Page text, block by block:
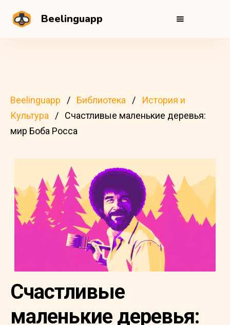
Beelinguapp
Beelinguapp Библиотека
История и
Культура
Счастливые маленькие деревья:
мир Боба Росса
Счастливые
маленькие деревья: